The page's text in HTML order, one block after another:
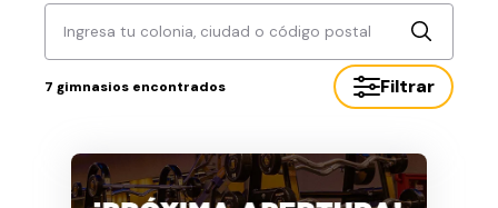
Ingresa tu colonia, ciudad o código postal
7 gimnasios encontrados Filtrar